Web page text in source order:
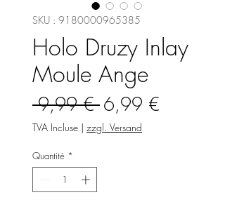
SKU : 9180000965385
Holo Druzy Inlay
Moule Ange
9,99 € Prix
original
6,99 €
TVA Incluse | zzgl. Versand
Quantité *